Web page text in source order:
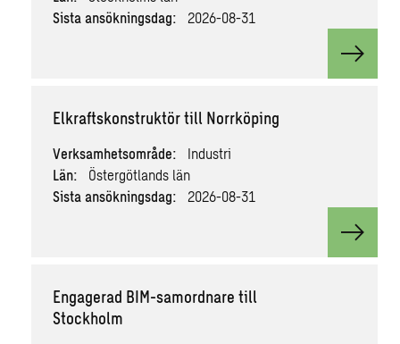
Sista ansökningsdag:
2026-08-31
View
Elkraftskonstruktör till Norrköping
Verksamhetsområde:
Industri
Län:
Östergötlands län
Sista ansökningsdag:
2026-08-31
View
Engagerad BIM-samordnare till
Stockholm